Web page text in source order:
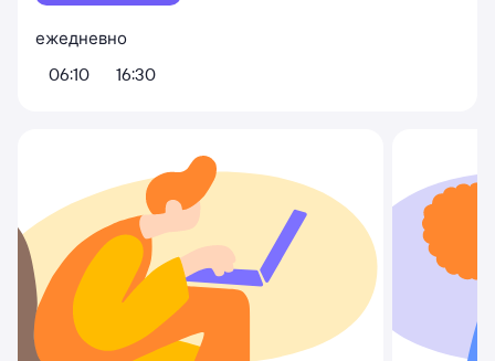
ежедневно
06:10
16:30